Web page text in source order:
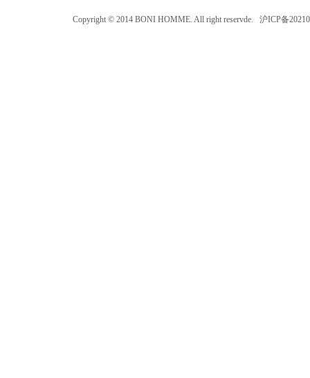
Copyright © 2014 BONI HOMME. All right reservde. 沪ICP备